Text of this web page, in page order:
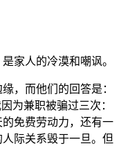
家人的冷漠和嘲讽。
，而他们的回答是：
为兼职被骗过三次：
免费劳动力，还有一
际关系毁于一旦。但